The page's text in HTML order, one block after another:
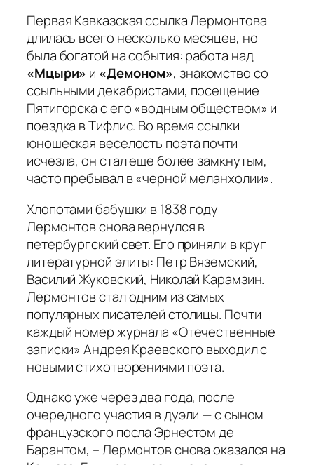
Первая Кавказская ссылка Лермонтова
длилась всего несколько месяцев, но
была богатой на события: работа над
«Мцыри» и «Демоном», знакомство со
ссыльными декабристами, посещение
Пятигорска с его «водным обществом» и
поездка в Тифлис. Во время ссылки
юношеская веселость поэта почти
исчезла, он стал еще более замкнутым,
часто пребывал в «черной меланхолии».
Хлопотами бабушки в 1838 году
Лермонтов снова вернулся в
петербургский свет. Его приняли в круг
литературной элиты: Петр Вяземский,
Василий Жуковский, Николай Карамзин.
Лермонтов стал одним из самых
популярных писателей столицы. Почти
каждый номер журнала «Отечественные
записки» Андрея Краевского выходил с
новыми стихотворениями поэта.
Однако уже через два года, после
очередного участия в дуэли — с сыном
французского посла Эрнестом де
Барантом, – Лермонтов снова оказался на